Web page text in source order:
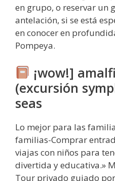
en grupo, o reservar un
antelación, si se está
en conocer en
Pompeya.
¡wow!]
(excursión
seas
Lo mejor para las
familias-Comprar
viajas con niños para
divertida y educativa.»
Tour privado guiado